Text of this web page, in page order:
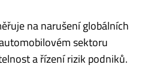
na narušení globálních
sektoru
a řízení rizik podniků.